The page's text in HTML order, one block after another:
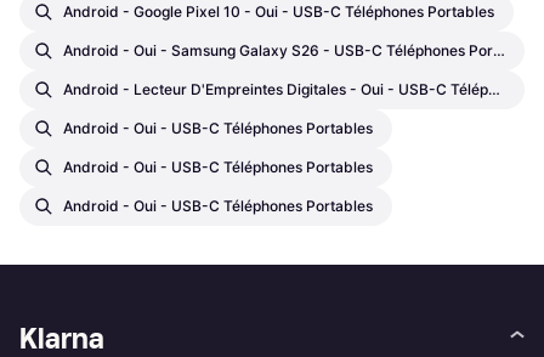
Android - Google Pixel 10 - Oui - USB-C Téléphones Portables
Android - Oui - Samsung Galaxy S26 - USB-C Téléphones Portables
Android - Lecteur D'Empreintes Digitales - Oui - USB-C Téléphones Portables
Android - Oui - USB-C Téléphones Portables
Android - Oui - USB-C Téléphones Portables
Android - Oui - USB-C Téléphones Portables
Klarna